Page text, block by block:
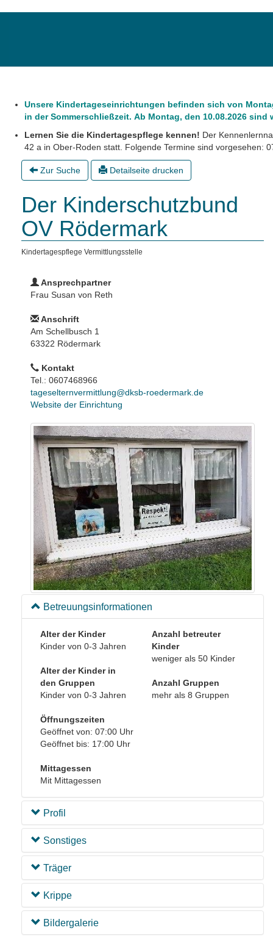
Unsere Kindertageseinrichtungen befinden sich von
in der Sommerschließzeit. Ab Montag, den 10.08.2026 sind
Lernen Sie die Kindertagespflege kennen! Der
42 a in Ober-Roden statt. Folgende Termine sind vorgesehen:
Zur Suche Detailseite drucken
Der Kinderschutzbund
OV Rödermark
Kindertagespflege Vermittlungsstelle
Ansprechpartner
Frau Susan von Reth
Anschrift
Am Schellbusch 1
63322 Rödermark
Kontakt
Tel.: 0607468966
tageselternvermittlung@dksb-roedermark.de
Website der Einrichtung
Betreuungsinformationen
Alter der Kinder
Kinder von 0-3 Jahren
Alter der Kinder in
den Gruppen
Kinder von 0-3 Jahren
Anzahl betreuter
Kinder
weniger als 50 Kinder
Anzahl Gruppen
mehr als 8 Gruppen
Öffnungszeiten
Geöffnet von: 07:00 Uhr
Geöffnet bis: 17:00 Uhr
Mittagessen
Mit Mittagessen
Profil
Sonstiges
Träger
Krippe
Bildergalerie